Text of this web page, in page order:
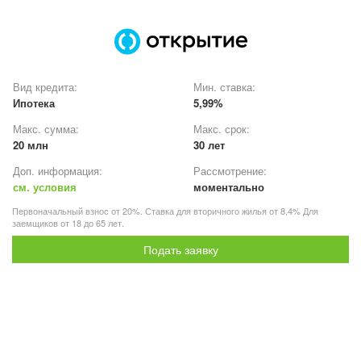
Вид кредита:
Ипотека
Мин. ставка:
5,99%
Макс. сумма:
20 млн
Макс. срок:
30 лет
Доп. информация:
см. условия
Рассмотрение:
моментально
Первоначальный взнос от 20%. Ставка для вторичного жилья от 8,4% Для
заемщиков от 18 до 65 лет.
Подать заявку